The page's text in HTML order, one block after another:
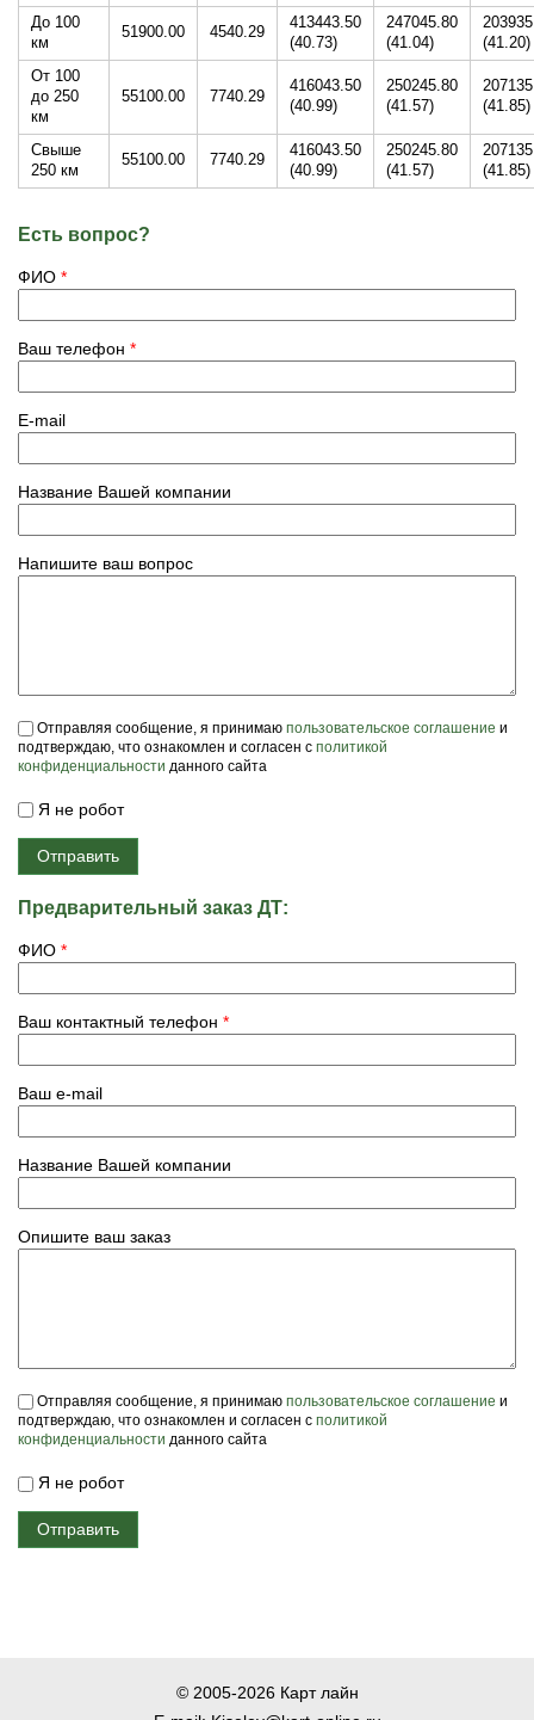
До 100
км
51900.00 4540.29
413443.50
(40.73)
247045.80
(41.04)
(41.20)
От 100
до 250
км
55100.00 7740.29
416043.50
(40.99)
250245.80
(41.57)
(41.85)
Свыше
250 км
55100.00 7740.29
416043.50
(40.99)
250245.80
(41.57)
(41.85)
Есть вопрос?
ФИО *
Ваш телефон *
E-mail
Название Вашей компании
Напишите ваш вопрос
Пользовательское соглашение*
Отправляя сообщение, я принимаю пользовательское соглашение и
подтверждаю, что ознакомлен и согласен с политикой
конфиденциальности данного сайта
Я не робот
Предварительный заказ ДТ:
ФИО *
Ваш контактный телефон *
Ваш e-mail
Название Вашей компании
Опишите ваш заказ
Пользовательское соглашение*
Отправляя сообщение, я принимаю пользовательское соглашение и
подтверждаю, что ознакомлен и согласен с политикой
конфиденциальности данного сайта
Я не робот
© 2005-2026 Карт лайн